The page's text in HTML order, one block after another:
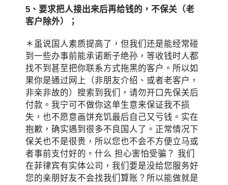
5、要求把人接出来后再给钱的，不保关（老
客户除外）；
＊虽说国人素质提高了，但我们还是能经常碰
到一些办事前能承诺断子绝孙，等收钱时人都
找不到甚至把你联系方式拖黑的客户。所以如
果你是通过网上（非朋友介绍、或者老客户，
非亲非故的）搜索到我们，请勿开口先保关后
付款。我宁可不做你这单生意来保证我不损
失，也不愿意画饼充饥最后自己又亏钱。实在
抱歉，确实遇到很多不良国人了。正常情况下
保关也不是很贵，所以您也不会不方便立马或
者事前支付好的。什么 担心害怕受骗？ 我们
在菲律宾有实体公司，我们要是没给您服务好
您的亲朋好友不会找我们算账？所以能做就是